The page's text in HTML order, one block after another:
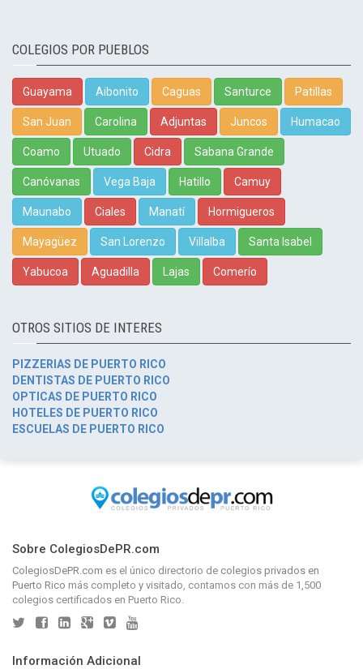
COLEGIOS POR PUEBLOS
Guayama Aibonito Caguas Santurce Patillas
San Juan Carolina Adjuntas Juncos Humacao
Coamo Utuado Cidra Sabana Grande
Canóvanas Vega Baja Hatillo Camuy
Maunabo Ciales Manatí Hormigueros
Mayagüez San Lorenzo Villalba Santa Isabel
Yabucoa Aguadilla Lajas Comerío
OTROS SITIOS DE INTERES
PIZZERIAS DE PUERTO RICO
DENTISTAS DE PUERTO RICO
OPTICAS DE PUERTO RICO
HOTELES DE PUERTO RICO
ESCUELAS DE PUERTO RICO
Sobre ColegiosDePR.com
ColegiosDePR.com es el único directorio de colegios privados en
Puerto Rico más completo y visitado, contamos con más de 1,500
colegios certificados en Puerto Rico.
Información Adicional